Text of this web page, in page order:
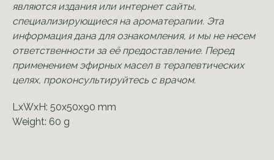
являются издания или интернет сайты,
специализирующиеся на ароматерапии. Эта
информация дана для ознакомления, и мы не несем
ответственности за её предоставление. Перед
применением эфирных масел в терапевтических
целях, проконсультируйтесь с врачом.
LxWxH: 50x50x90 mm
Weight: 60 g